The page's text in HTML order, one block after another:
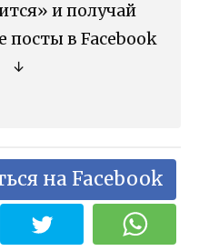
и получай
посты в Facebook
↓
на Facebook